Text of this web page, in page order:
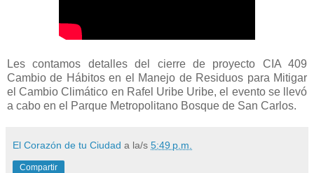
Les contamos detalles del cierre de proyecto CIA 409
Cambio de Hábitos en el Manejo de Residuos para Mitigar
el Cambio Climático en Rafel Uribe Uribe, el evento se llevó
a cabo en el Parque Metropolitano Bosque de San Carlos.
El Corazón de tu Ciudad a la/s 5:49 p.m.
Compartir